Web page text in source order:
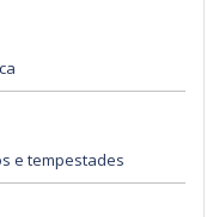
e tempestades